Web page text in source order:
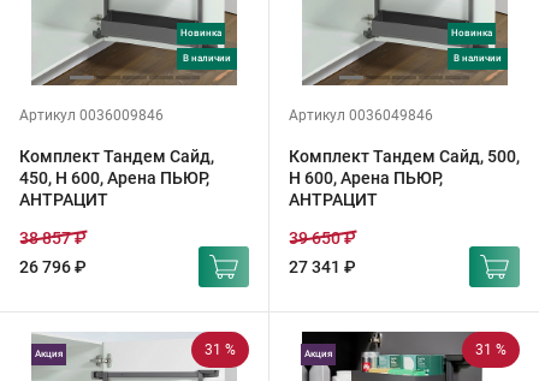
Новинка
в наличии
Артикул 0036009846
Комплект Тандем Сайд,
450, H 600, Арена ПЬЮР,
АНТРАЦИТ
26 796 ₽
38 857 ₽
Новинка
в наличии
Артикул 0036049846
Комплект Тандем Сайд, 500,
H 600, Арена ПЬЮР,
АНТРАЦИТ
27 341 ₽
39 650 ₽
31 %
Акция 31 %
Акция